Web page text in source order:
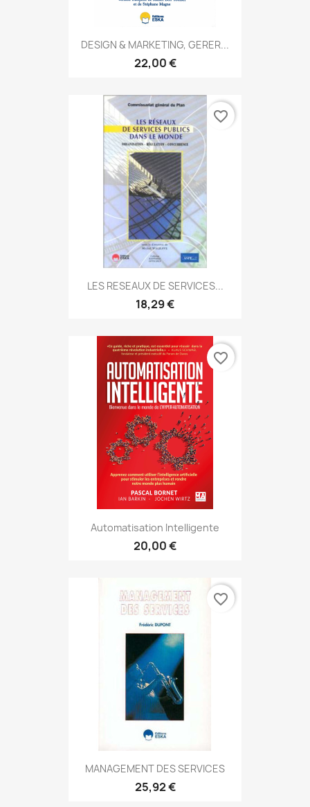
DESIGN & MARKETING, GERER...
22,00 €
LES RESEAUX DE SERVICES...
18,29 €
favorite_border
Automatisation Intelligente
20,00 €
favorite_border
MANAGEMENT DES SERVICES
25,92 €
favorite_border